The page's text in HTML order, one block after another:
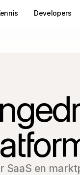
Developers
SaaS en